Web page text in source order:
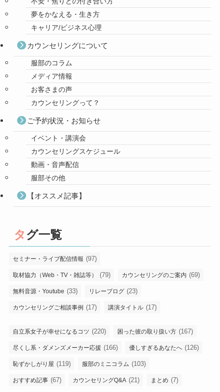
夢をかなえる・生き方
キャリア/ビジネス心理
カウンセリングについて
服部のコラム
メディア情報
お客さまの声
カウンセリングって？
ご予約状況・お知らせ
イベント・講演会
カウンセリングスケジュール
動画・音声配信
服部その他
【オススメ記事】
タグ一覧
セミナー・ライブ配信情報 (97)
取材協力（Web・TV・雑誌等） (79) カウンセリングのご案内 (69)
無料音源・Youtube (33) リレーブログ (23)
カウンセリングご相談事例 (17) 講演タイトル (17)
自立系女子が幸せになるコツ (220) 困った彼の取り扱い方 (167)
尽くし系・ダメンズメーカー応援 (166) 優しすぎるあなたへ (126)
恥ずかしがり屋 (119) 服部のミニコラム (103)
おすすめ記事 (67) カウンセリングQ&A (21) まとめ (7)